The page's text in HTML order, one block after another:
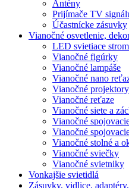
Antény
Prijímače TV
Účastnícke zásuvky
Vianočné osvetlenie,
LED svietiace
Vianočné figúrky
Vianočné lampáše
Vianočné nano
Vianočné projektory
Vianočné reťaze
Vianočné siete a
Vianočné
Vianočné
Vianočné stolné a
Vianočné sviečky
Vianočné svietniky
Vonkajšie svietidlá
Zásuvky, vidlice,